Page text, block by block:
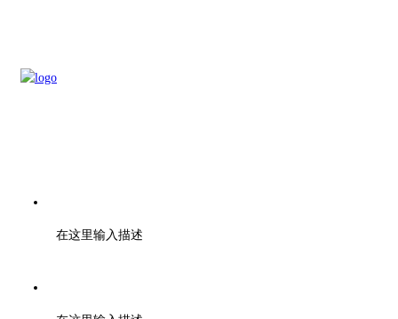
在这里输入描述